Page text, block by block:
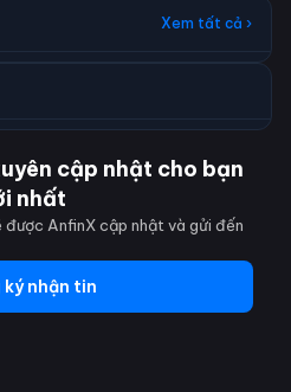
Xem tất cả ›
cập nhật cho bạn
nhất
AnfinX cập nhật và gửi đến
nhận tin